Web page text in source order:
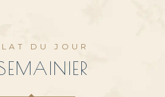
DU JOUR